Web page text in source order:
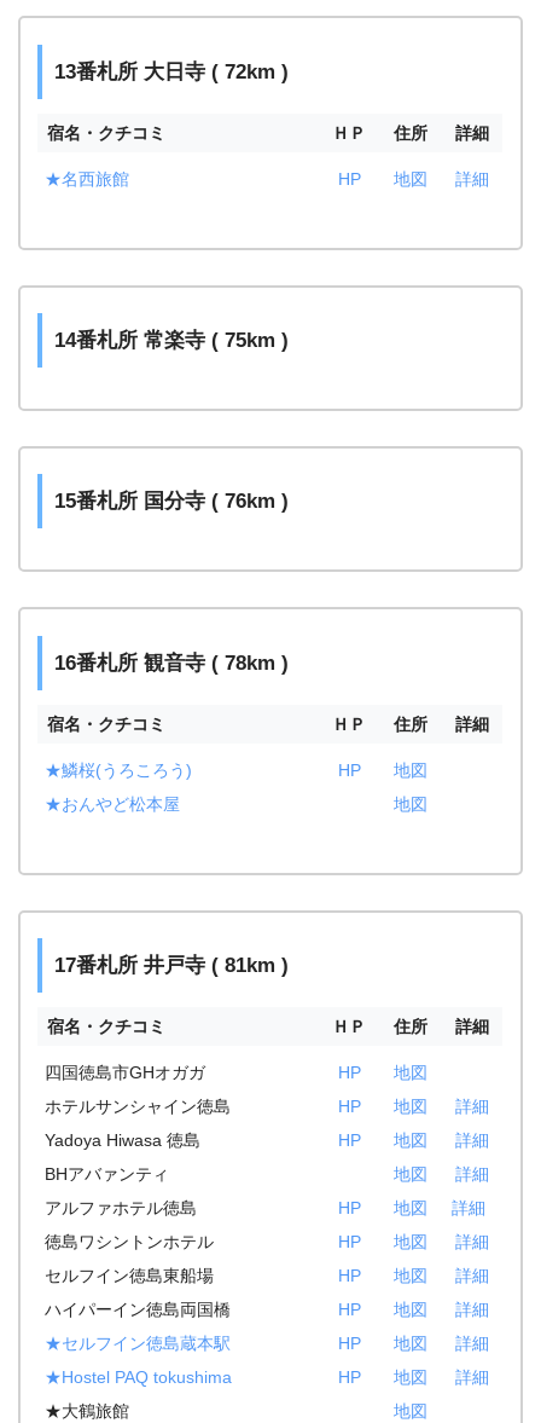
13番札所 大日寺 ( 72km )
宿名・クチコミ ＨＰ 住所 詳細
★名西旅館 HP 地図 詳細
14番札所 常楽寺 ( 75km )
15番札所 国分寺 ( 76km )
16番札所 観音寺 ( 78km )
宿名・クチコミ ＨＰ 住所 詳細
★鱗桜(うろころう) HP
地図
★おんやど松本屋
地図
17番札所 井戸寺 ( 81km )
宿名・クチコミ ＨＰ 住所 詳細
四国徳島市GHオガガ HP
地図
ホテルサンシャイン徳島
HP 地図
詳細
Yadoya Hiwasa 徳島
HP 地図
詳細
BHアバァンティ
地図
詳細
アルファホテル徳島
HP 地図
詳細
徳島ワシントンホテル
HP 地図
詳細
セルフイン徳島東船場
HP 地図
詳細
ハイパーイン徳島両国橋
HP 地図
詳細
★セルフイン徳島蔵本駅
HP 地図
詳細
★Hostel PAQ tokushima
HP 地図
詳細
★大鶴旅館
地図